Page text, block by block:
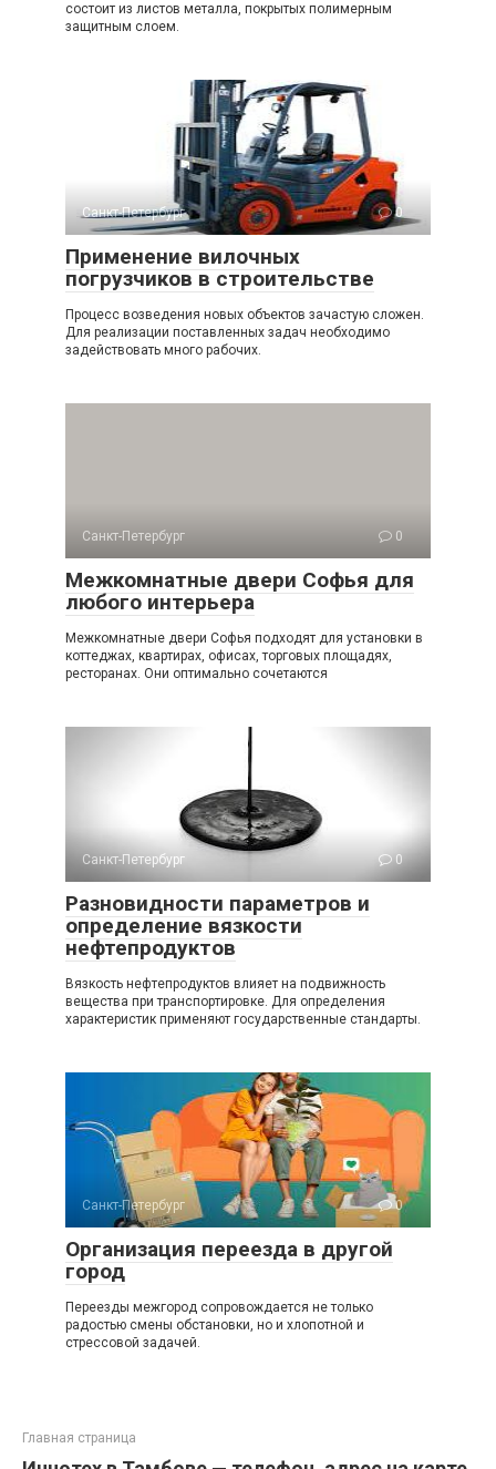
состоит из листов металла, покрытых полимерным
защитным слоем.
Санкт-Петербург 0
Применение вилочных
погрузчиков в строительстве
Процесс возведения новых объектов зачастую сложен.
Для реализации поставленных задач необходимо
задействовать много рабочих.
Санкт-Петербург 0
Межкомнатные двери Софья для
любого интерьера
Межкомнатные двери Софья подходят для установки в
коттеджах, квартирах, офисах, торговых площадях,
ресторанах. Они оптимально сочетаются
Санкт-Петербург 0
Разновидности параметров и
определение вязкости
нефтепродуктов
Вязкость нефтепродуктов влияет на подвижность
вещества при транспортировке. Для определения
характеристик применяют государственные стандарты.
Санкт-Петербург 0
Организация переезда в другой
город
Переезды межгород сопровождается не только
радостью смены обстановки, но и хлопотной и
стрессовой задачей.
Главная страница